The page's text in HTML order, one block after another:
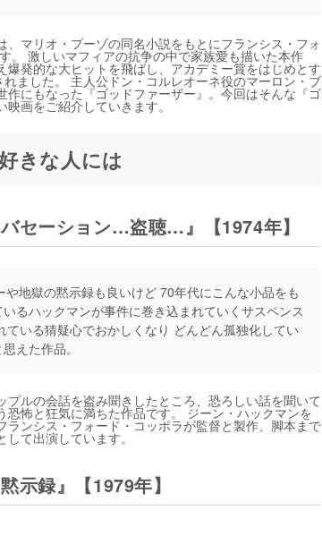
マリオ・プーゾの同名小説をもとにフランシス・フォ
。 激しいマフィアの抗争の中で家族愛も描いた本作
発的な大ヒットを飛ばし、アカデミー賞をはじめとす
ました。 主人公ドン・コルレオーネ役のマーロン・ブ
にもなった『ゴッドファーザー』。今回はそんな『ゴ
画をご紹介していきます。
きな人には
セーション…盗聴…』【1974年】
や地獄の黙示録も良いけど 70年代にこんな小品をも
るハックマンが事件に巻き込まれていくサスペンス
いる猜疑心でおかしくなり どんどん孤独化してい
えた作品。
ルの会話を盗み聞きしたところ、恐ろしい話を聞いて
怖と狂気に満ちた作品です。 ジーン・ハックマンを
ンシス・フォード・コッポラが監督と製作、脚本まで
て出演しています。
示録』【1979年】